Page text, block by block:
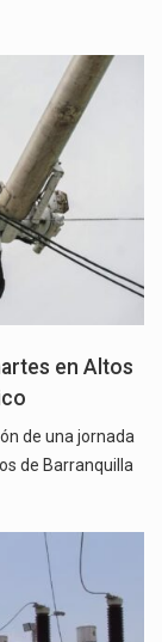
en Altos
de una jornada
de Barranquilla